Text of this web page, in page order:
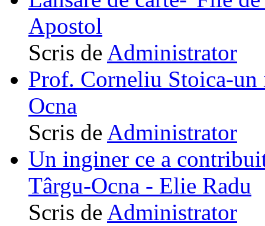
Apostol
Scris de Administrator
Prof. Corneliu Stoica-
Ocna
Scris de Administrator
Un inginer ce a
Târgu-Ocna - Elie Radu
Scris de Administrator